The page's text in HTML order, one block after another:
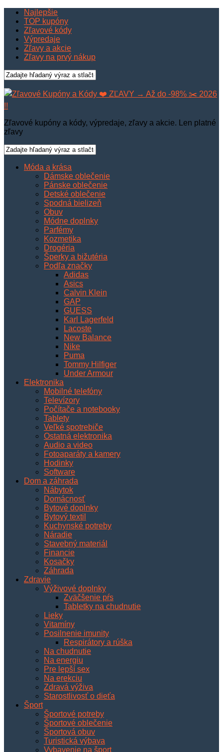
Najlepšie
TOP kupóny
Zľavové kódy
Výpredaje
Zľavy a akcie
Zľavy na prvý nákup
Zľavové kupóny a kódy, výpredaje, zľavy a akcie. Len platné
zľavy
Móda a krása
Dámske oblečenie
Pánske oblečenie
Detské oblečenie
Spodná bielizeň
Obuv
Módne doplnky
Parfémy
Kozmetika
Drogéria
Šperky a bižutéria
Podľa značky
Adidas
Asics
Calvin Klein
GAP
GUESS
Karl Lagerfeld
Lacoste
New Balance
Nike
Puma
Tommy Hilfiger
Under Armour
Elektronika
Mobilné telefóny
Televízory
Počítače a notebooky
Tablety
Veľké spotrebiče
Ostatná elektronika
Audio a video
Fotoaparáty a kamery
Hodinky
Software
Dom a záhrada
Nábytok
Domácnosť
Bytové doplnky
Bytový textil
Kuchynské potreby
Náradie
Stavebný materiál
Financie
Kosačky
Záhrada
Zdravie
Výživové doplnky
Zväčšenie pŕs
Tabletky na chudnutie
Lieky
Vitamíny
Posilnenie imunity
Respirátory a rúška
Na chudnutie
Na energiu
Pre lepší sex
Na erekciu
Zdravá výživa
Starostlivosť o dieťa
Šport
Športové potreby
Športové oblečenie
Športová obuv
Turistická výbava
Vybavenie na šport